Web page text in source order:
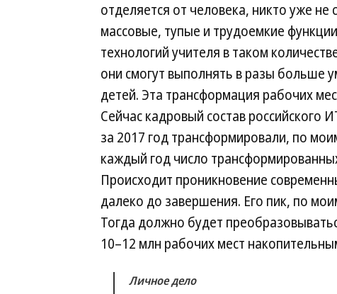
отделяется от человека, никто уже не
массовые, тупые и трудоемкие
технологий учителя в таком
они смогут выполнять в разы больше
детей. Эта трансформация рабочих
Сейчас кадровый состав российского
за 2017 год трансформировали, по
каждый год число
Происходит проникновение
далеко до завершения. Его пик, по
Тогда должно будет
10–12 млн рабочих мест
Личное дело